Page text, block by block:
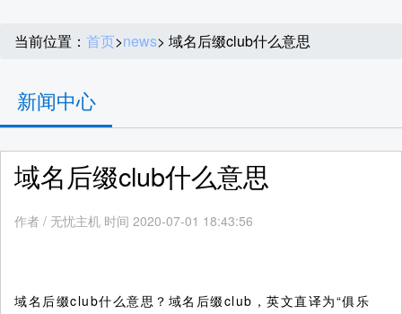
当前位置： 首页>news> 域名后缀club什么意思
新闻中心
域名后缀club什么意思
作者 / 无忧主机 时间 2020-07-01 18:43:56
域名后缀club什么意思？域名后缀club，英文直译为“俱乐